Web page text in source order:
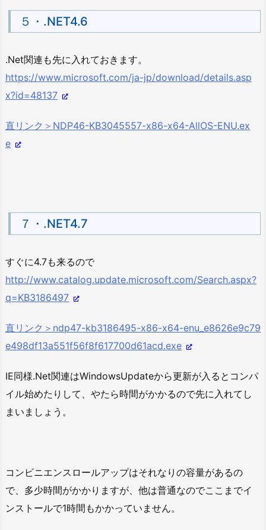
５・.NET4.6
.Net関連も先に入れておきます。
https://www.microsoft.com/ja-jp/download/details.asp
x?id=48137
直リンク＞NDP46-KB3045557-x86-x64-AllOS-ENU.ex
e
７・.NET4.7
すぐに4.7も来るので
http://www.catalog.update.microsoft.com/Search.aspx?
q=KB3186497
直リンク＞ndp47-kb3186495-x86-x64-enu_e8626e9c79
e498df13a551f56f8f617700d61acd.exe
IE同様.Net関連はWindowsUpdateから更新が入るとコンパ
イル始めたりして、やたら時間がかかるので先に入れてし
まいましょう。
コンビニエンスロールアップはそれなりの容量があるの
で、多少時間がかかりますが、他は普通なのでここまでイ
ンストールで1時間もかかっていません。